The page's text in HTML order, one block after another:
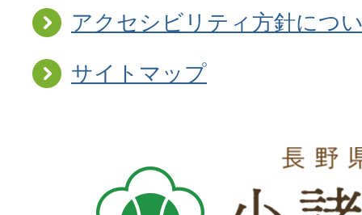
アクセシビリティ方針につ
サイトマップ